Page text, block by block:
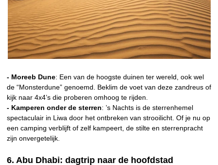
- Moreeb Dune: Een van de hoogste duinen ter wereld, ook wel
de “Monsterdune” genoemd. Beklim de voet van deze zandreus of
kijk naar 4x4’s die proberen omhoog te rijden.
- Kamperen onder de sterren: ’s Nachts is de sterrenhemel
spectaculair in Liwa door het ontbreken van strooilicht. Of je nu op
een camping verblijft of zelf kampeert, de stilte en sterrenpracht
zijn onvergetelijk.
6. Abu Dhabi: dagtrip naar de hoofdstad